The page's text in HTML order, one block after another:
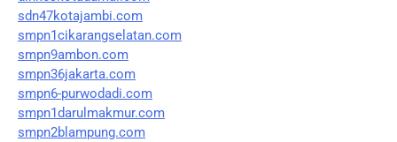
sdn47kotajambi.com
smpn1cikarangselatan.com
smpn9ambon.com
smpn36jakarta.com
smpn6-purwodadi.com
smpn1darulmakmur.com
smpn2blampung.com